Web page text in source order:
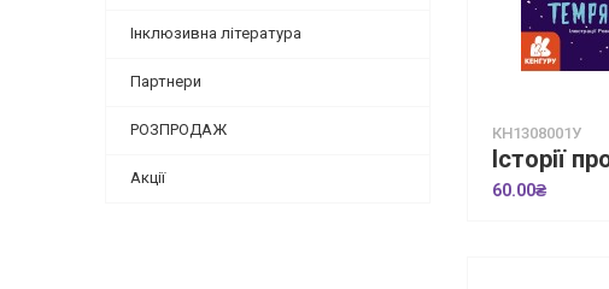
Інклюзивна література
Партнери
РОЗПРОДАЖ
Акції
КН1308001У
60.00₴